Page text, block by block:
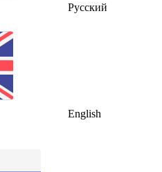
Русский
English